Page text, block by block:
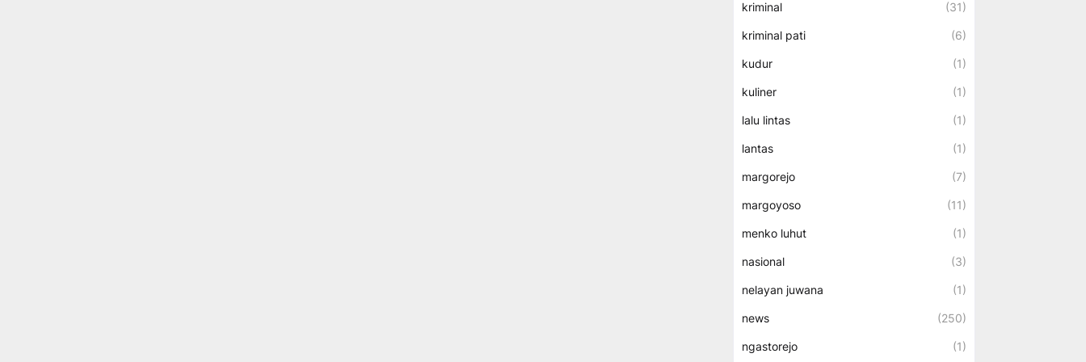
kriminal (31)
kriminal pati (6)
kudur (1)
kuliner (1)
lalu lintas (1)
lantas (1)
margorejo (7)
margoyoso (11)
menko luhut (1)
nasional (3)
nelayan juwana (1)
news (250)
ngastorejo (1)